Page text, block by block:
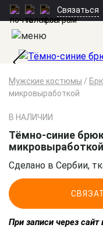
Связаться
Мужские костюмы /
микровыработкой
В НАЛИЧИИ
Тёмно-синие
микровыработкой
Сделано в Сербии,
При записи через сайт